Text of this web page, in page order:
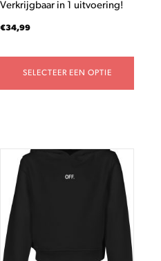
Verkrijgbaar in 1 uitvoering!
€34,99
SELECTEER EEN OPTIE
productpagina
product
heeft
meerdere
variaties.
Deze
optie